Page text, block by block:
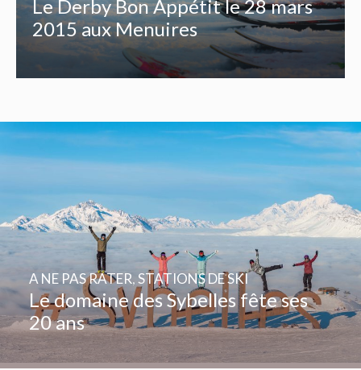
Le Derby Bon Appétit le 28 mars
2015 aux Menuires
Le domaine des Sybelles fête ses
20 ans
A NE PAS RATER,STATIONS DE SKI